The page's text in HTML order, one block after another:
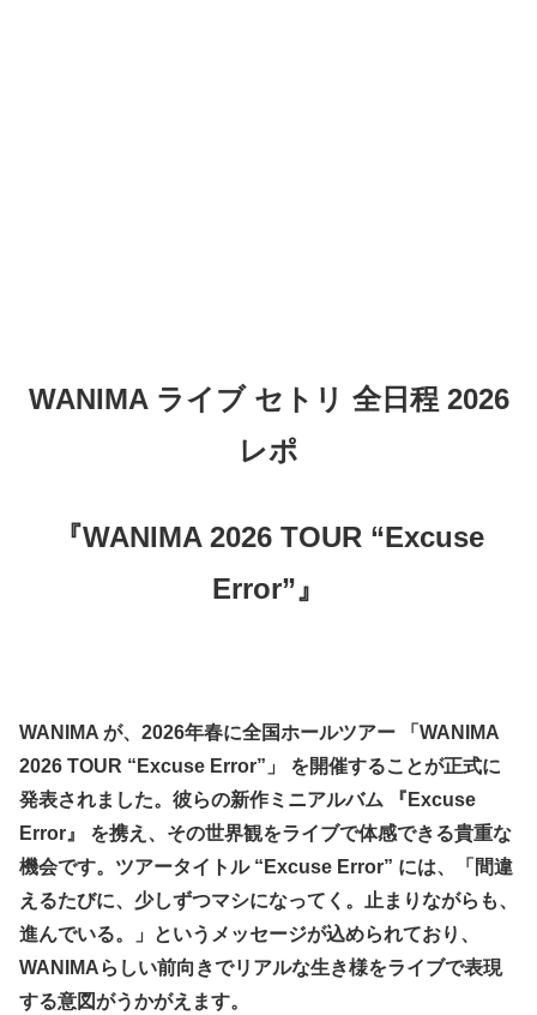
WANIMA ライブ セトリ 全日程 2026
レポ
『WANIMA 2026 TOUR “Excuse
Error”』
WANIMA が、2026年春に全国ホールツアー 「WANIMA
2026 TOUR “Excuse Error”」 を開催することが正式に
発表されました。彼らの新作ミニアルバム 『Excuse
Error』 を携え、その世界観をライブで体感できる貴重な
機会です。ツアータイトル “Excuse Error” には、「間違
えるたびに、少しずつマシになってく。止まりながらも、
進んでいる。」というメッセージが込められており、
WANIMAらしい前向きでリアルな生き様をライブで表現
する意図がうかがえます。